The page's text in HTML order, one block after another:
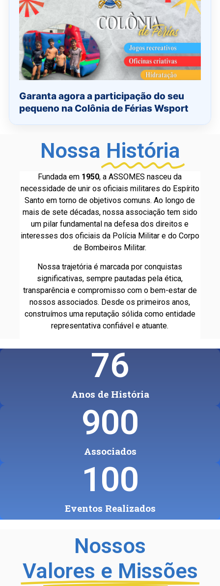
Garanta agora a participação do seu
pequeno na Colônia de Férias Wsport
Nossa História
Fundada em 1950, a ASSOMES nasceu da
necessidade de unir os oficiais militares do Espírito
Santo em torno de objetivos comuns. Ao longo de
mais de sete décadas, nossa associação tem sido
um pilar fundamental na defesa dos direitos e
interesses dos oficiais da Polícia Militar e do Corpo
de Bombeiros Militar.
Nossa trajetória é marcada por conquistas
significativas, sempre pautadas pela ética,
transparência e compromisso com o bem-estar de
nossos associados. Desde os primeiros anos,
construímos uma reputação sólida como entidade
representativa confiável e atuante.
Anos de História
76
Associados
900
Eventos Realizados
100
Nossos
Valores e Missões